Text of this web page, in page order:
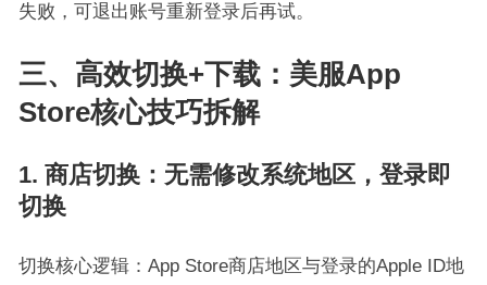
失败，可退出账号重新登录后再试。
三、高效切换+下载：美服App
Store核心技巧拆解
1. 商店切换：无需修改系统地区，登录即
切换
切换核心逻辑：App Store商店地区与登录的Apple ID地